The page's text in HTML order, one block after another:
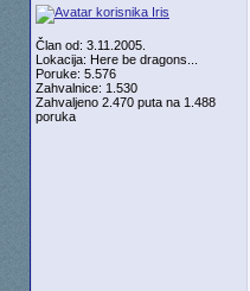
Član od: 3.11.2005.
Lokacija: Here be dragons...
Poruke: 5.576
Zahvalnice: 1.530
Zahvaljeno 2.470 puta na 1.488
poruka